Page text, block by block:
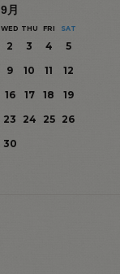
9月
WED THU FRI SAT
2 3 4
5
9 10 11
12
16 17 18
19
23 24 25
26
30